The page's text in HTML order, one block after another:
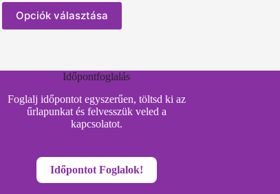
Opciók választása
Ennek
terméknek
van.
változatok
termékoldalon
Időpontfoglalás
Foglalj időpontot egyszerűen, töltsd ki az
űrlapunkat és felvesszük veled a
kapcsolatot.
Időpontot Foglalok!